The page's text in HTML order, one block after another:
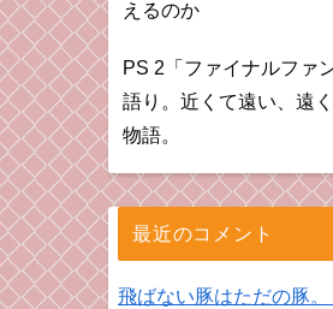
えるのか
PS 2「ファイナルファ
語り。近くて遠い、遠
物語。
最近のコメント
飛ばない豚はただの豚